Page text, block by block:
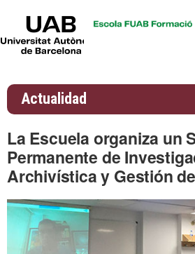
Actualidad
La Escuela organiza un
Permanente de
Archivística y Gestión